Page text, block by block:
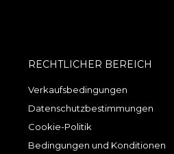
RECHTLICHER BEREICH
Verkaufsbedingungen
Datenschutzbestimmungen
Cookie-Politik
Bedingungen und Konditionen